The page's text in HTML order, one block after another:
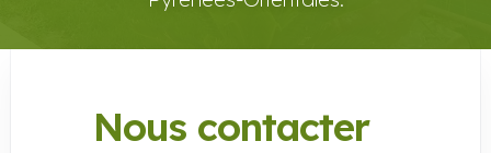
Nous contacter